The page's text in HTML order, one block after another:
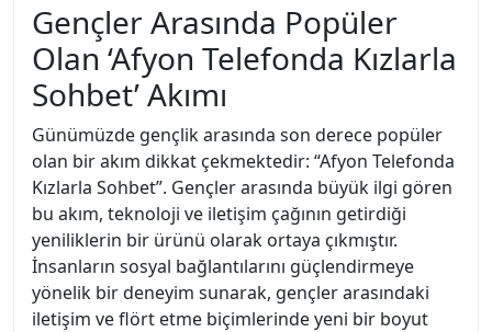
Gençler Arasında Popüler
Olan ‘Afyon Telefonda Kızlarla
Sohbet’ Akımı
Günümüzde gençlik arasında son derece popüler
olan bir akım dikkat çekmektedir: “Afyon Telefonda
Kızlarla Sohbet”. Gençler arasında büyük ilgi gören
bu akım, teknoloji ve iletişim çağının getirdiği
yeniliklerin bir ürünü olarak ortaya çıkmıştır.
İnsanların sosyal bağlantılarını güçlendirmeye
yönelik bir deneyim sunarak, gençler arasındaki
iletişim ve flört etme biçimlerinde yeni bir boyut